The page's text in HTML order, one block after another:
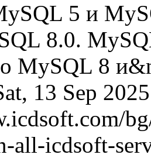
5 и
8.0.
MySQL 8
13 Sep
all-icdsoft-